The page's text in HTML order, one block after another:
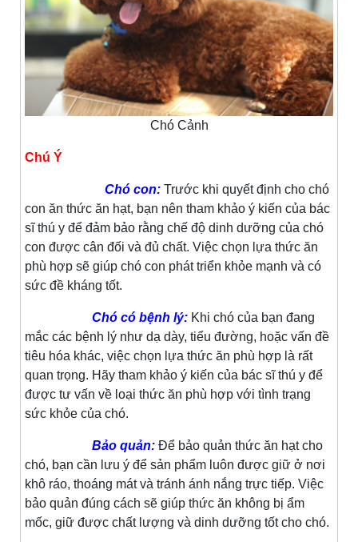
Chó Cảnh
Chú Ý
Chó con: Trước khi quyết định cho chó
con ăn thức ăn hạt, bạn nên tham khảo ý kiến của bác
sĩ thú y để đảm bảo rằng chế độ dinh dưỡng của chó
con được cân đối và đủ chất. Việc chọn lựa thức ăn
phù hợp sẽ giúp chó con phát triển khỏe mạnh và có
sức đề kháng tốt.
Chó có bệnh lý: Khi chó của bạn đang
mắc các bệnh lý như dạ dày, tiểu đường, hoặc vấn đề
tiêu hóa khác, việc chọn lựa thức ăn phù hợp là rất
quan trọng. Hãy tham khảo ý kiến của bác sĩ thú y để
được tư vấn về loại thức ăn phù hợp với tình trạng
sức khỏe của chó.
Bảo quản: Để bảo quản thức ăn hạt cho
chó, bạn cần lưu ý để sản phẩm luôn được giữ ở nơi
khô ráo, thoáng mát và tránh ánh nắng trực tiếp. Việc
bảo quản đúng cách sẽ giúp thức ăn không bị ẩm
mốc, giữ được chất lượng và dinh dưỡng tốt cho chó.